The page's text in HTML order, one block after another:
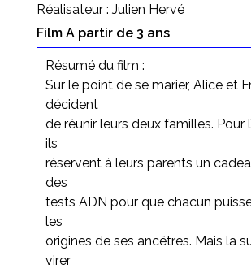
Réalisateur : Julien Hervé
Film A partir de 3 ans
Résumé du film :
Sur le point de se marier, Alice et
décident
de réunir leurs deux familles. Pour
ils
réservent à leurs parents un
des
tests ADN pour que chacun
les
origines de ses ancêtres. Mais la
virer